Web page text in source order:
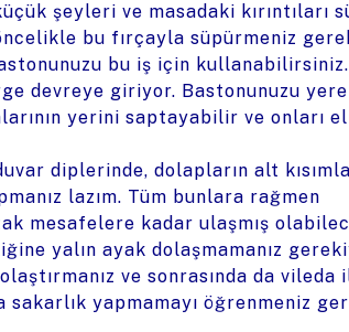
şeyleri ve masadaki kırıntıları
bu fırçayla süpürmeniz
bu iş için
devreye giriyor. Bastonunuzu
yerini saptayabilir ve onları
diplerinde, dolapların alt
lazım. Tüm bunlara rağmen
mesafelere kadar ulaşmış
yalın ayak dolaşmamanız
ve sonrasında da vileda
yapmamayı öğrenmeniz